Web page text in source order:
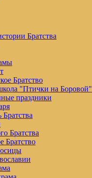
Братства
Братство
"Птички на Боровой"
праздники
Братства
Братства
Братство